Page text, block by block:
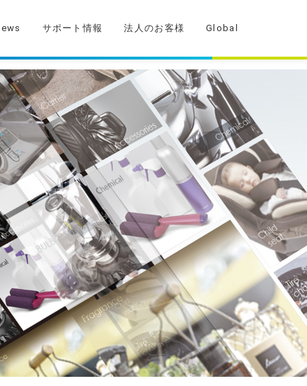
サポート情報 法人のお客様 Global